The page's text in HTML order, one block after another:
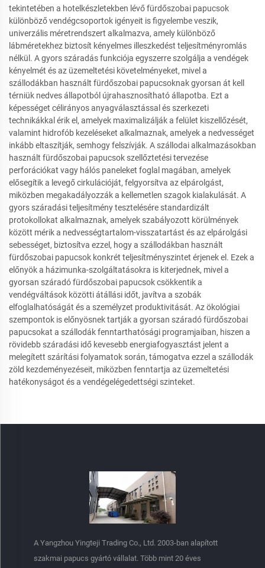
tekintetében a hotelkészletekben lévő fürdőszobai papucsok
különböző vendégcsoportok igényeit is figyelembe veszik,
univerzális méretrendszert alkalmazva, amely különböző
lábméretekhez biztosít kényelmes illeszkedést teljesítményromlás
nélkül. A gyors száradás funkciója egyszerre szolgálja a vendégek
kényelmét és az üzemeltetési követelményeket, mivel a
szállodákban használt fürdőszobai papucsoknak gyorsan át kell
térniük nedves állapotból újrahasznosítható állapotba. Ezt a
képességet célirányos anyagválasztással és szerkezeti
technikákkal érik el, amelyek maximalizálják a felület kiszellőzését,
valamint hidrofób kezeléseket alkalmaznak, amelyek a nedvességet
inkább eltaszítják, semhogy felszívják. A szállodai alkalmazásokban
használt fürdőszobai papucsok szellőztetési tervezése
perforációkat vagy hálós paneleket foglal magában, amelyek
elősegítik a levegő cirkulációját, felgyorsítva az elpárolgást,
miközben megakadályozzák a kellemetlen szagok kialakulását. A
gyors száradási teljesítmény tesztelésére standardizált
protokollokat alkalmaznak, amelyek szabályozott körülmények
között mérik a nedvességtartalom-visszatartást és az elpárolgási
sebességet, biztosítva ezzel, hogy a szállodákban használt
fürdőszobai papucsok konkrét teljesítményszintet érjenek el. Ezek a
előnyök a házimunka-szolgáltatásokra is kiterjednek, mivel a
gyorsan száradó fürdőszobai papucsok csökkentik a
vendégváltások közötti átállási időt, javítva a szobák
elfoglalhatóságát és a személyzet produktivitását. Az ökológiai
szempontok is előnyösnek tartják a gyorsan száradó fürdőszobai
papucsokat a szállodák fenntarthatósági programjaiban, hiszen a
rövidebb száradási idő kevesebb energiafogyasztást jelent a
melegített szárítási folyamatok során, támogatva ezzel a szállodák
zöld kezdeményezéseit, miközben fenntartja az üzemeltetési
hatékonyságot és a vendégelégedettségi szinteket.
A Yangzhou Yingteji Trading Co., Ltd. 2003-ban alapított
szakmai papucs gyártó vállalat. Több mint 20 éves